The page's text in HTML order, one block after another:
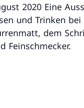
Eine Ausstellung über
und Trinken bei
dem
Feinschmecker.